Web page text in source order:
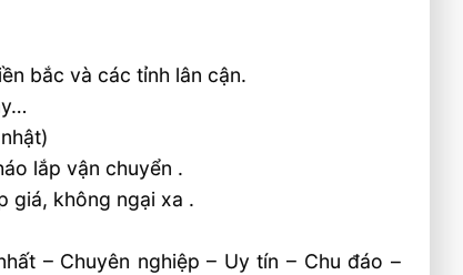
bắc và các tỉnh lân cận.
lắp vận chuyển .
giá, không ngại xa .
– Chuyên nghiệp – Uy tín – Chu đáo –